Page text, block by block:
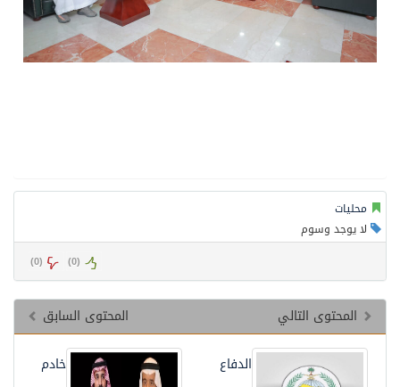
محليات
لا يوجد وسوم
(
0
) (
0
)
المحتوى السابق
المحتوى التالي
خادم
الدفاع